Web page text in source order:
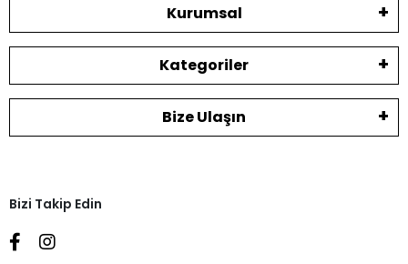
Kurumsal
Kategoriler
Bize Ulaşın
Bizi Takip Edin